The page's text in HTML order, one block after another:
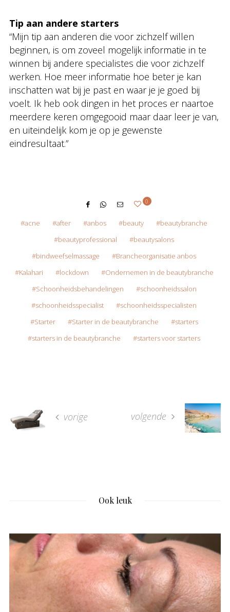
Tip aan andere starters
“Mijn tip aan anderen die voor zichzelf willen
beginnen, is om zoveel mogelijk informatie in te
winnen bij andere specialistes die voor zichzelf
werken. Hoe meer informatie hoe beter je kan
inschatten wat bij je past en waar je je goed bij
voelt. Ik heb ook dingen in het proces er naartoe
meerdere keren omgegooid maar daar leer je van,
en uiteindelijk kom je op je gewenste
eindresultaat.”
0
acne after anbos beauty
beautybranche
beautyprofessional
beautysalons
bindweefselmassage
Brancheorganisatie anbos
Kalahari
lockdown
Ondernemen in de beautybranche
Schoonheidsbehandelingen
schoonheidssalon
schoonheidsspecialist
schoonheidsspecialisten
Starter
Starter in de beautybranche
starters
starters in de beautybranche
starters voor starters
vorige volgende
Ook leuk